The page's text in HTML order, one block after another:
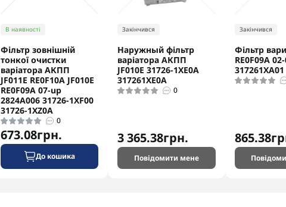
В наявності
Фільтр зовнішній
тонкої очистки
варіатора АКПП
JF011E RE0F10A JF010E
RE0F09A 07-up
2824A006 31726-1XF00
31726-1XZ0A
0
673.08грн.
До кошика
Закінчився
Наружный фільтр
варіатора АКПП
JF010E 31726-1XE0A
317261XE0A
0
3 365.38грн.
Повідомити мене
Закінчився
Фільтр
RE0F09A
317261XA01